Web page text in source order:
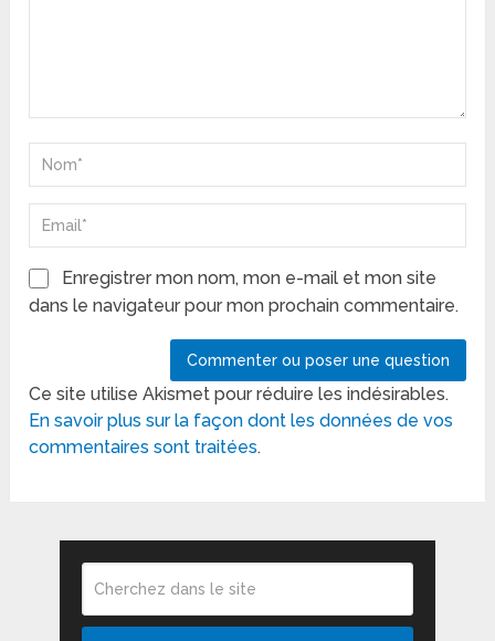
Enregistrer mon nom, mon e-mail et mon site
dans le navigateur pour mon prochain commentaire.
Ce site utilise Akismet pour réduire les indésirables.
En savoir plus sur la façon dont les données de vos
commentaires sont traitées.